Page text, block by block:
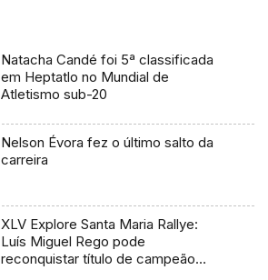
Natacha Candé foi 5ª classificada
em Heptatlo no Mundial de
Atletismo sub-20
Nelson Évora fez o último salto da
carreira
XLV Explore Santa Maria Rallye:
Luís Miguel Rego pode
reconquistar título de campeão